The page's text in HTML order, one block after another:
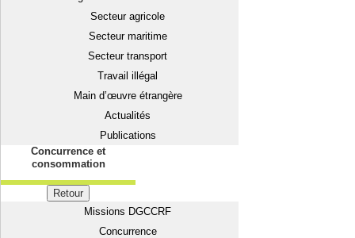
Secteur agricole
Secteur maritime
Secteur transport
Travail illégal
Main d’œuvre étrangère
Actualités
Publications
Concurrence et
consommation
Retour
Missions DGCCRF
Concurrence